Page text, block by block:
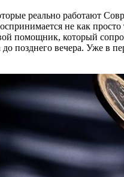
реально работают
не как просто
помощник, который
до позднего вечера. Уже в